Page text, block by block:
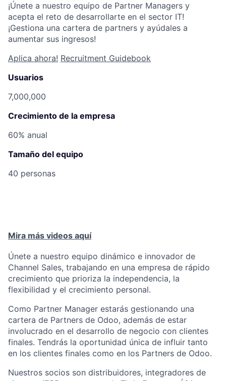
¡Únete a nuestro equipo de Partner Managers y
acepta el reto de desarrollarte en el sector IT!
¡Gestiona una cartera de partners y ayúdales a
aumentar sus ingresos!
Aplica ahora! Recruitment Guidebook
Usuarios
7,000,000
Crecimiento de la empresa
60% anual
Tamaño del equipo
40 personas
Mira más videos aquí
Únete a nuestro equipo dinámico e innovador de
Channel Sales, trabajando en una empresa de rápido
crecimiento que prioriza la independencia, la
flexibilidad y el crecimiento personal.
Como Partner Manager estarás gestionando una
cartera de Partners de Odoo, además de estar
involucrado en el desarrollo de negocio con clientes
finales. Tendrás la oportunidad única de influir tanto
en los clientes finales como en los Partners de Odoo.
Nuestros socios son distribuidores, integradores de